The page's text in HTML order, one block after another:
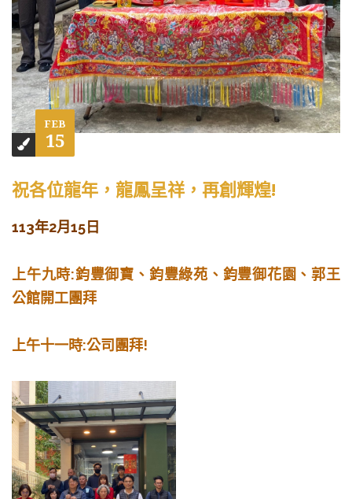
FEB
15
祝各位龍年，龍鳳呈祥，再創輝煌!
113年2月15日
上午九時:鈞豐御寶、鈞豐綠苑、鈞豐御花園、郭王
公館開工團拜
上午十一時:公司團拜!